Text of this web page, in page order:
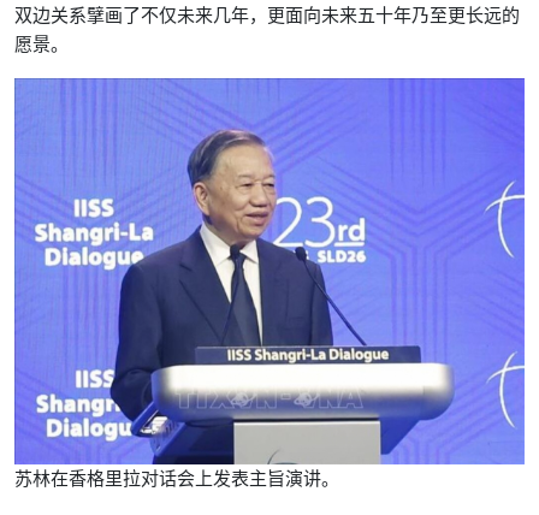
双边关系擘画了不仅未来几年，更面向未来五十年乃至更长远的
愿景。
苏林在香格里拉对话会上发表主旨演讲。